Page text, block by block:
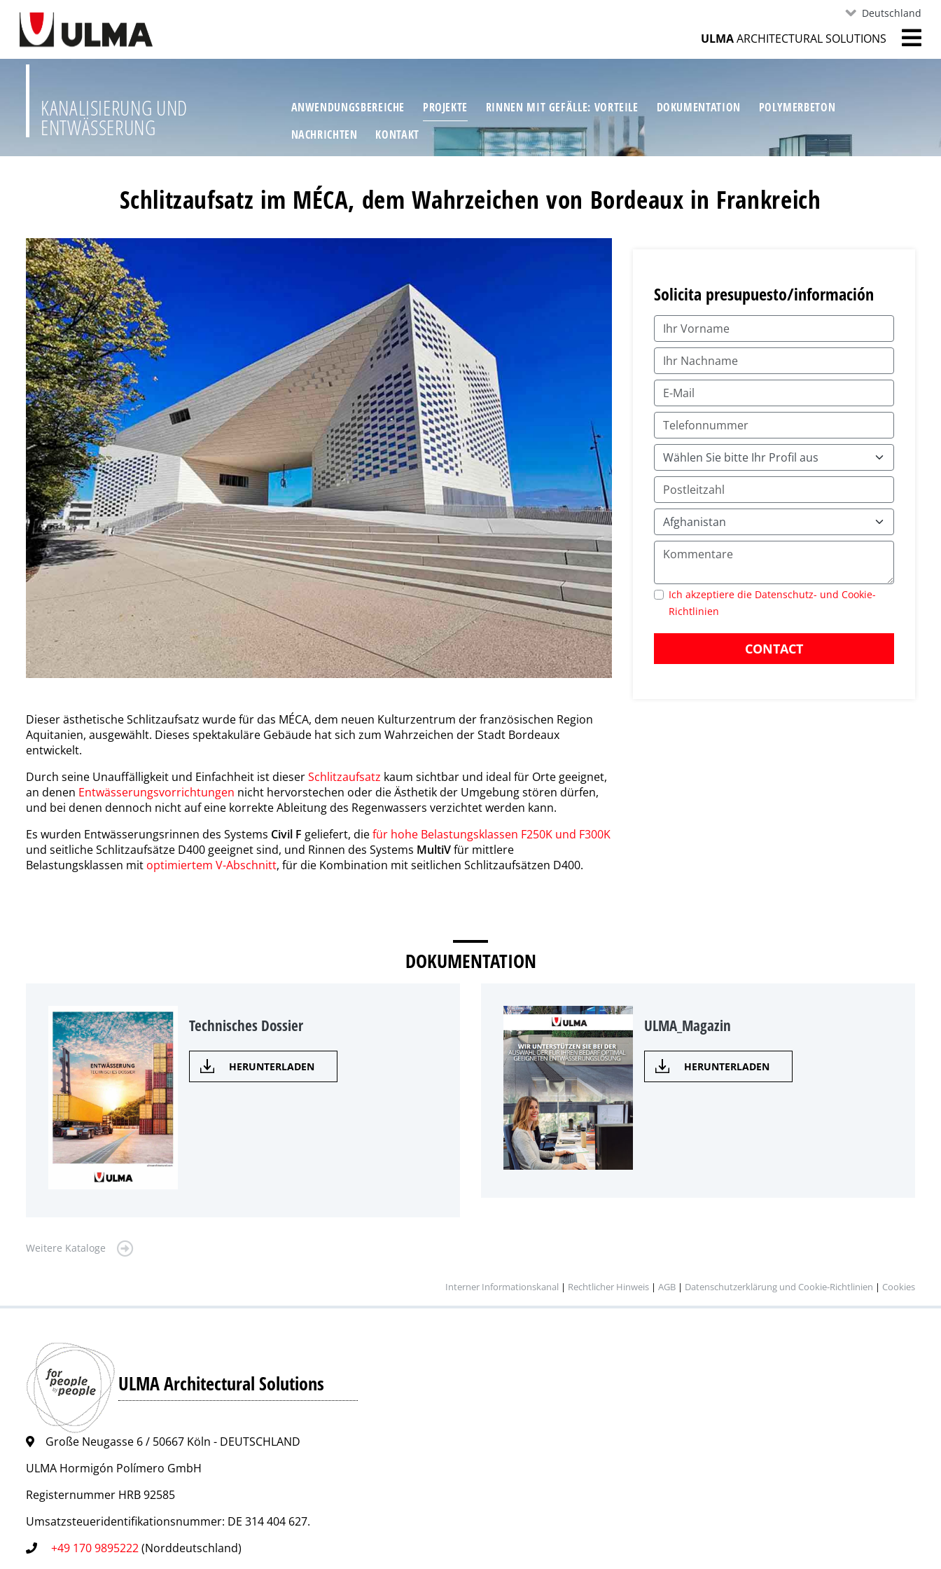
Deutschland
ULMAARCHITECTURAL SOLUTIONS
KANALISIERUNG UND
ENTWÄSSERUNG
ANWENDUNGSBEREICHE PROJEKTE RINNEN MIT GEFÄLLE: VORTEILE DOKUMENTATION
POLYMERBETON
NACHRICHTEN
KONTAKT
Schlitzaufsatz im MÉCA, dem Wahrzeichen von Bordeaux in Frankreich
Dieser ästhetische Schlitzaufsatz wurde für das MÉCA, dem neuen Kulturzentrum der französischen Region
Aquitanien, ausgewählt. Dieses spektakuläre Gebäude hat sich zum Wahrzeichen der Stadt Bordeaux
entwickelt.
Durch seine Unauffälligkeit und Einfachheit ist dieserSchlitzaufsatz kaum sichtbar und ideal für Orte geeignet,
an denen Entwässerungsvorrichtungen nicht hervorstechen oder die Ästhetik der Umgebung stören dürfen,
und bei denen dennoch nicht auf eine korrekte Ableitung des Regenwassers verzichtet werden kann.
Es wurden Entwässerungsrinnen des Systems Civil F geliefert, diefür hohe Belastungsklassen F250K und F300K
und seitliche Schlitzaufsätze D400 geeignet sind, und Rinnen des Systems MultiVfür mittlere
Belastungsklassen mit optimiertem V-Abschnitt, für die Kombination mit seitlichen Schlitzaufsätzen D400.
Solicita presupuesto/información
Ich akzeptiere die Datenschutz- und Cookie-
Richtlinien
CONTACT
DOKUMENTATION
Technisches Dossier
HERUNTERLADEN
ULMA_Magazin
HERUNTERLADEN
Weitere Kataloge
Interner Informationskanal | Rechtlicher Hinweis | AGB | Datenschutzerklärung und Cookie-Richtlinien | Cookies
ULMA Architectural Solutions
Große Neugasse 6 / 50667 Köln - DEUTSCHLAND
ULMA Hormigón Polímero GmbH
Registernummer HRB 92585
Umsatzsteueridentifikationsnummer: DE 314 404 627.
+49 170 9895222(Norddeutschland)